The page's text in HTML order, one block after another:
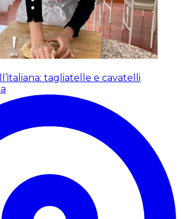
tagliatelle e cavatelli